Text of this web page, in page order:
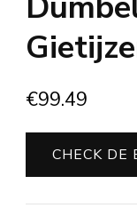
€99.49
CHECK DE